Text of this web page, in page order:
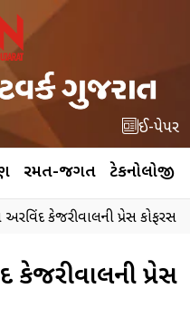
ઈ-પેપર
રમત-જગત ટેકનોલોજી
કેજરીવાલની પ્રેસ કોન્ફરન્સ
કેજરીવાલની પ્રેસ